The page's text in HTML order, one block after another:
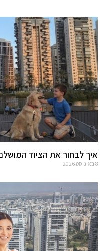
איך לבחור את הציוד
8 באוגוסט 2026